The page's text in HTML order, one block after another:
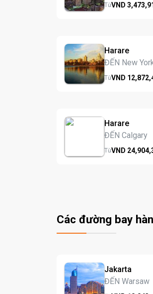
TừVND 3,473,
Harare
ĐẾN New
TừVND 12,872,
Harare
ĐẾN Calgary
TừVND 24,904,
Các đường bay
Jakarta
ĐẾN Warsaw